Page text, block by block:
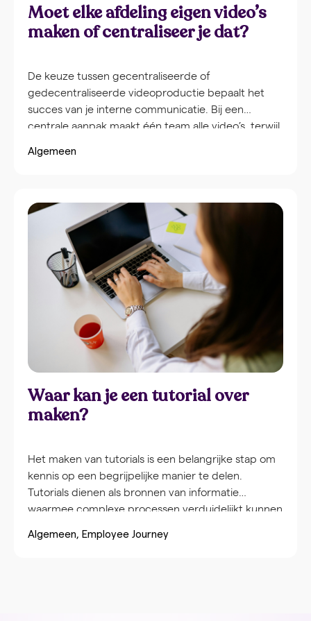
Moet elke afdeling eigen video’s
maken of centraliseer je dat?
De keuze tussen gecentraliseerde of
gedecentraliseerde videoproductie bepaalt het
succes van je interne communicatie. Bij een
centrale aanpak maakt één team alle video’s, terwijl
zelf content creëren. De juiste keuze hangt af van
combineert vaak het beste van beide werelden.
Video is uitgegroeid tot het belangrijkste
communicatiemiddel binnen organisaties.
Medewerkers kijken liever naar een korte video dan
dat ze lange e-mails lezen. De vraag of je
videoproductie centraliseert of juist verspreidt
over afdelingen, heeft directe impact op drie
cruciale gebieden: betrokkenheid van
medewerkers, merkconsistentie en operationele
Algemeen
Waar kan je een tutorial over
maken?
Het maken van tutorials is een belangrijke stap om
kennis op een begrijpelijke manier te delen.
Tutorials dienen als bronnen van informatie
waarmee complexe processen verduidelijkt kunnen
werkzaamheden. Daarnaast bevorderen tutorials
Algemeen Employee Journey